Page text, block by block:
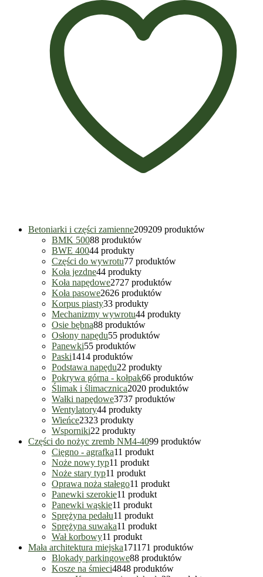
Betoniarki i części zamienne209209 produktów
BMK 50088 produktów
BWE 40044 produkty
Części do wywrotu77 produktów
Koła jezdne44 produkty
Koła napędowe2727 produktów
Koła pasowe2626 produktów
Korpus piasty33 produkty
Mechanizmy wywrotu44 produkty
Osie bębna88 produktów
Osłony napędu55 produktów
Panewki55 produktów
Paski1414 produktów
Podstawa napędu22 produkty
Pokrywa górna - kołpak66 produktów
Ślimak i ślimacznica2020 produktów
Wałki napędowe3737 produktów
Wentylatory44 produkty
Wieńce2323 produkty
Wsporniki22 produkty
Części do nożyc zremb NM4-4099 produktów
Cięgno - agrafka11 produkt
Noże nowy typ11 produkt
Noże stary typ11 produkt
Oprawa noża stałego11 produkt
Panewki szerokie11 produkt
Panewki wąskie11 produkt
Sprężyna pedału11 produkt
Sprężyna suwaka11 produkt
Wał korbowy11 produkt
Mała architektura miejska171171 produktów
Blokady parkingowe88 produktów
Kosze na śmieci4848 produktów